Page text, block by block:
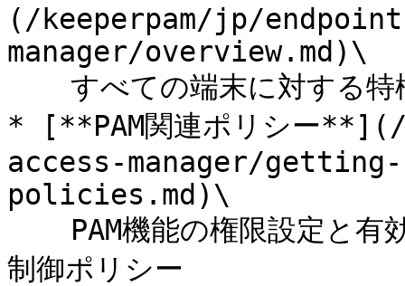
(/keeperpam/jp/
manager/overview.md)\
* [**PAM関連ポリシー
access-manager/
policies.md)\
制御ポリシー